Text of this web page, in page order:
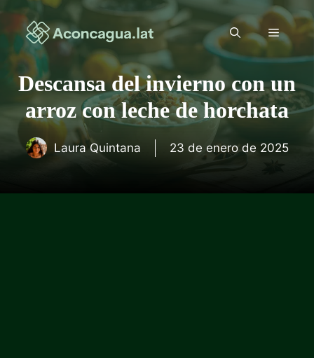
Saltar
contenido
Menú
Descansa del invierno con un
arroz con leche de horchata
Laura Quintana 23 de enero de 2025